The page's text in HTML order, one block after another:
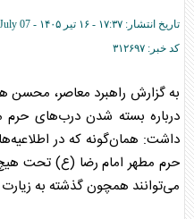
تاریخ انتشار: ۱۷:۳۷ - ۱۶ تير ۱۴۰۵ -
07
کد خبر: ۳۱۲۶۹۷
به گزارش راهبرد معاصر، محسن
درباره بسته شدن درب‌های حرم
داشت: همان‌گونه که در
حرم مطهر امام رضا (ع) تحت
می‌توانند همچون گذشته به